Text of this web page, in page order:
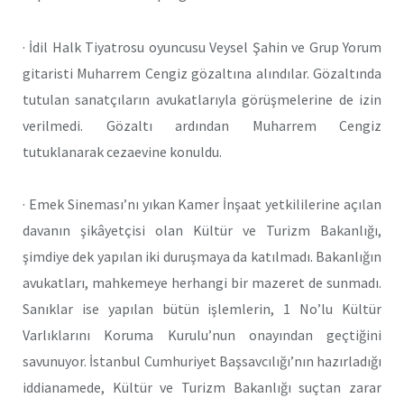
· İdil Halk Tiyatrosu oyuncusu Veysel Şahin ve Grup Yorum
gitaristi Muharrem Cengiz gözaltına alındılar. Gözaltında
tutulan sanatçıların avukatlarıyla görüşmelerine de izin
verilmedi. Gözaltı ardından Muharrem Cengiz
tutuklanarak cezaevine konuldu.
· Emek Sineması’nı yıkan Kamer İnşaat yetkililerine açılan
davanın şikâyetçisi olan Kültür ve Turizm Bakanlığı,
şimdiye dek yapılan iki duruşmaya da katılmadı. Bakanlığın
avukatları, mahkemeye herhangi bir mazeret de sunmadı.
Sanıklar ise yapılan bütün işlemlerin, 1 No’lu Kültür
Varlıklarını Koruma Kurulu’nun onayından geçtiğini
savunuyor. İstanbul Cumhuriyet Başsavcılığı’nın hazırladığı
iddianamede, Kültür ve Turizm Bakanlığı suçtan zarar